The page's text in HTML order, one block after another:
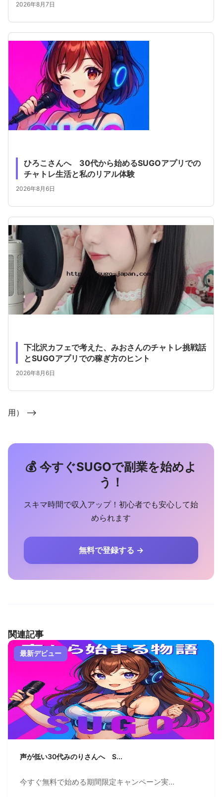
2026年8月7日
ひろこさんへ 30代から始めるSUGOアプリでの
チャトレ生活と私のリアル体験
2026年8月6日
下北沢カフェで考えた、みおさんのチャトレ挑戦話
とSUGOアプリでの稼ぎ方のヒント
2026年8月6日
用） -->
💰 今すぐSUGOで副業を始めよ
う！
スキマ時間で収入アップ！初心者でも安心して始
められます
無料で登録する →
関連記事
最新デビュー
声が低い30代みのりさんへ S...
今すぐ無料で始める期間限定キャンペーン実...